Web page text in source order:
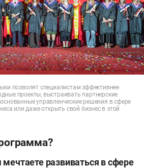
позволят специалистам эффективнее
проекты, выстраивать партнерские
управленческие решения в сфере
или даже открыть свой бизнес в этой
развиваться в сфере